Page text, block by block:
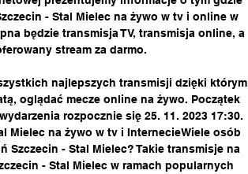
- Stal Mielec na żywo w tv i online w
będzie transmisja TV, transmisja online, a
stream za darmo.
najlepszych transmisji dzięki którym
oglądać mecze online na żywo. Początek
rozpocznie się 25. 11. 2023 17:30.
Mielec na żywo w tv i InternecieWiele osób
Szczecin - Stal Mielec? Takie transmisje na
- Stal Mielec w ramach popularnych